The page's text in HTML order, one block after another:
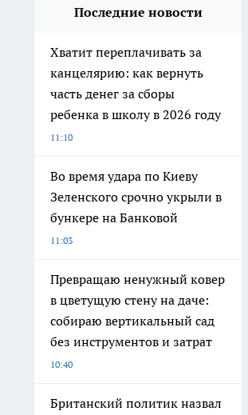
Последние новости
Хватит переплачивать за
канцелярию: как вернуть
часть денег за сборы
ребенка в школу в 2026 году
11:10
Во время удара по Киеву
Зеленского срочно укрыли в
бункере на Банковой
11:03
Превращаю ненужный ковер
в цветущую стену на даче:
собираю вертикальный сад
без инструментов и затрат
10:40
Британский политик назвал